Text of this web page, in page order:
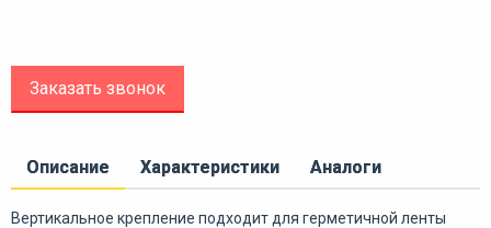
Заказать звонок
Описание Характеристики Аналоги
Вертикальное крепление подходит для герметичной ленты